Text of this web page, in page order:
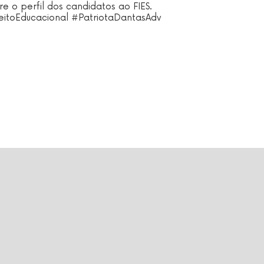
o perfil dos candidatos ao FIES.
#PatriotaDantasAdv